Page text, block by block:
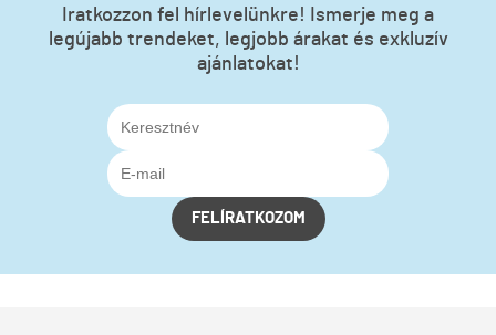
Iratkozzon fel hírlevelünkre! Ismerje meg a
legújabb trendeket, legjobb árakat és exkluzív
ajánlatokat!
FELÍRATKOZOM